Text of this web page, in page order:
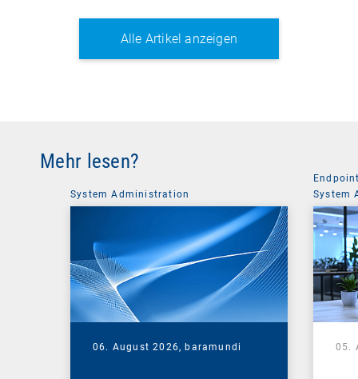
Alle Artikel anzeigen
Mehr lesen?
System Administration
06. August 2026,baramundi
System
05.